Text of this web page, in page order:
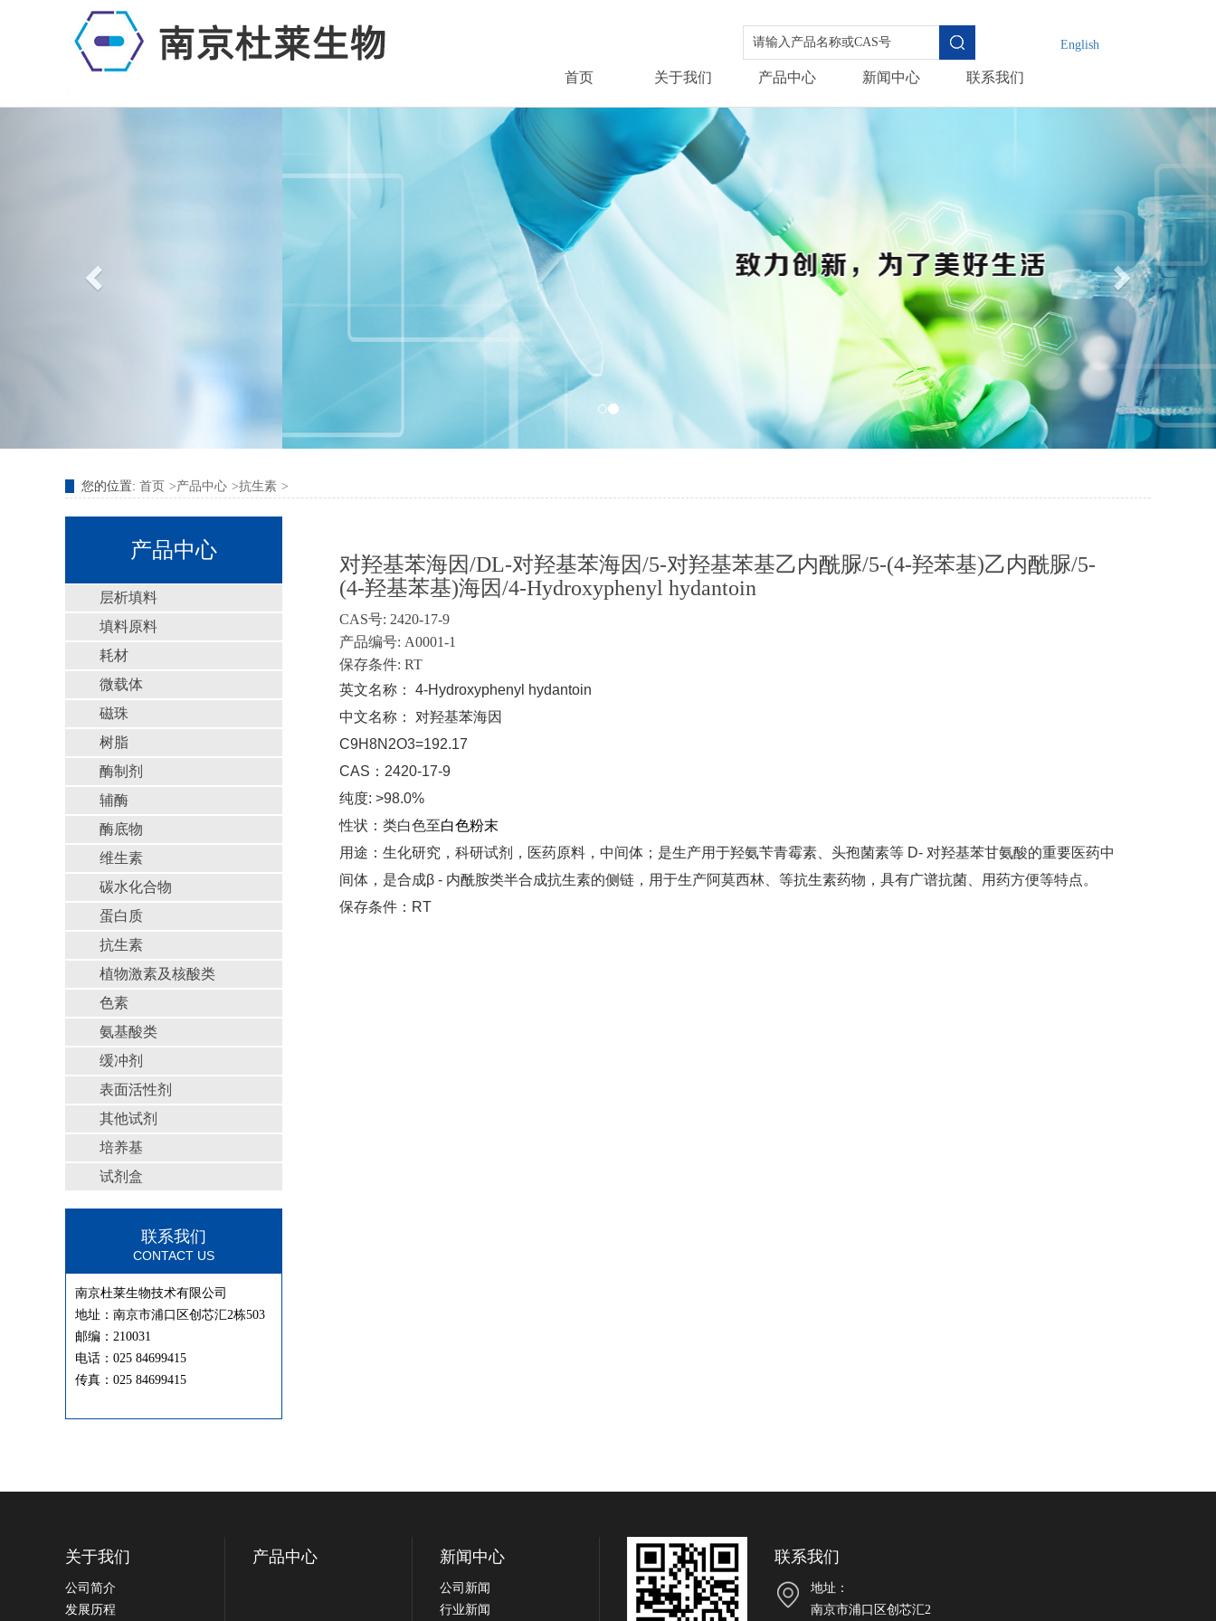
English
首页 关于我们 产品中心 新闻中心 联系我们
您的位置: 首页 产品中心 抗生素
产品中心
层析填料
填料原料
耗材
微载体
磁珠
树脂
酶制剂
辅酶
酶底物
维生素
碳水化合物
蛋白质
抗生素
植物激素及核酸类
色素
氨基酸类
缓冲剂
表面活性剂
其他试剂
培养基
试剂盒
联系我们
CONTACT US
南京杜莱生物技术有限公司
地址：南京市浦口区创芯汇2栋503
邮编：210031
电话：025 84699415
传真：025 84699415
对羟基苯海因/DL-对羟基苯海因/5-对羟基苯基乙内酰脲/5-(4-羟苯基)乙内酰脲/5-
(4-羟基苯基)海因/4-Hydroxyphenyl hydantoin
CAS号: 2420-17-9
产品编号: A0001-1
保存条件: RT
英文名称： 4-Hydroxyphenyl hydantoin
中文名称： 对羟基苯海因
C9H8N2O3=192.17
CAS：2420-17-9
纯度: >98.0%
性状：类白色至白色粉末
用途：生化研究，科研试剂，医药原料，中间体；是生产用于羟氨苄青霉素、头孢菌素等 D- 对羟基苯甘氨酸的重要医药中
间体，是合成β - 内酰胺类半合成抗生素的侧链，用于生产阿莫西林、等抗生素药物，具有广谱抗菌、用药方便等特点。
保存条件：RT
关于我们
公司简介
发展历程
产品中心 新闻中心
公司新闻
行业新闻
联系我们
地址：
南京市浦口区创芯汇2